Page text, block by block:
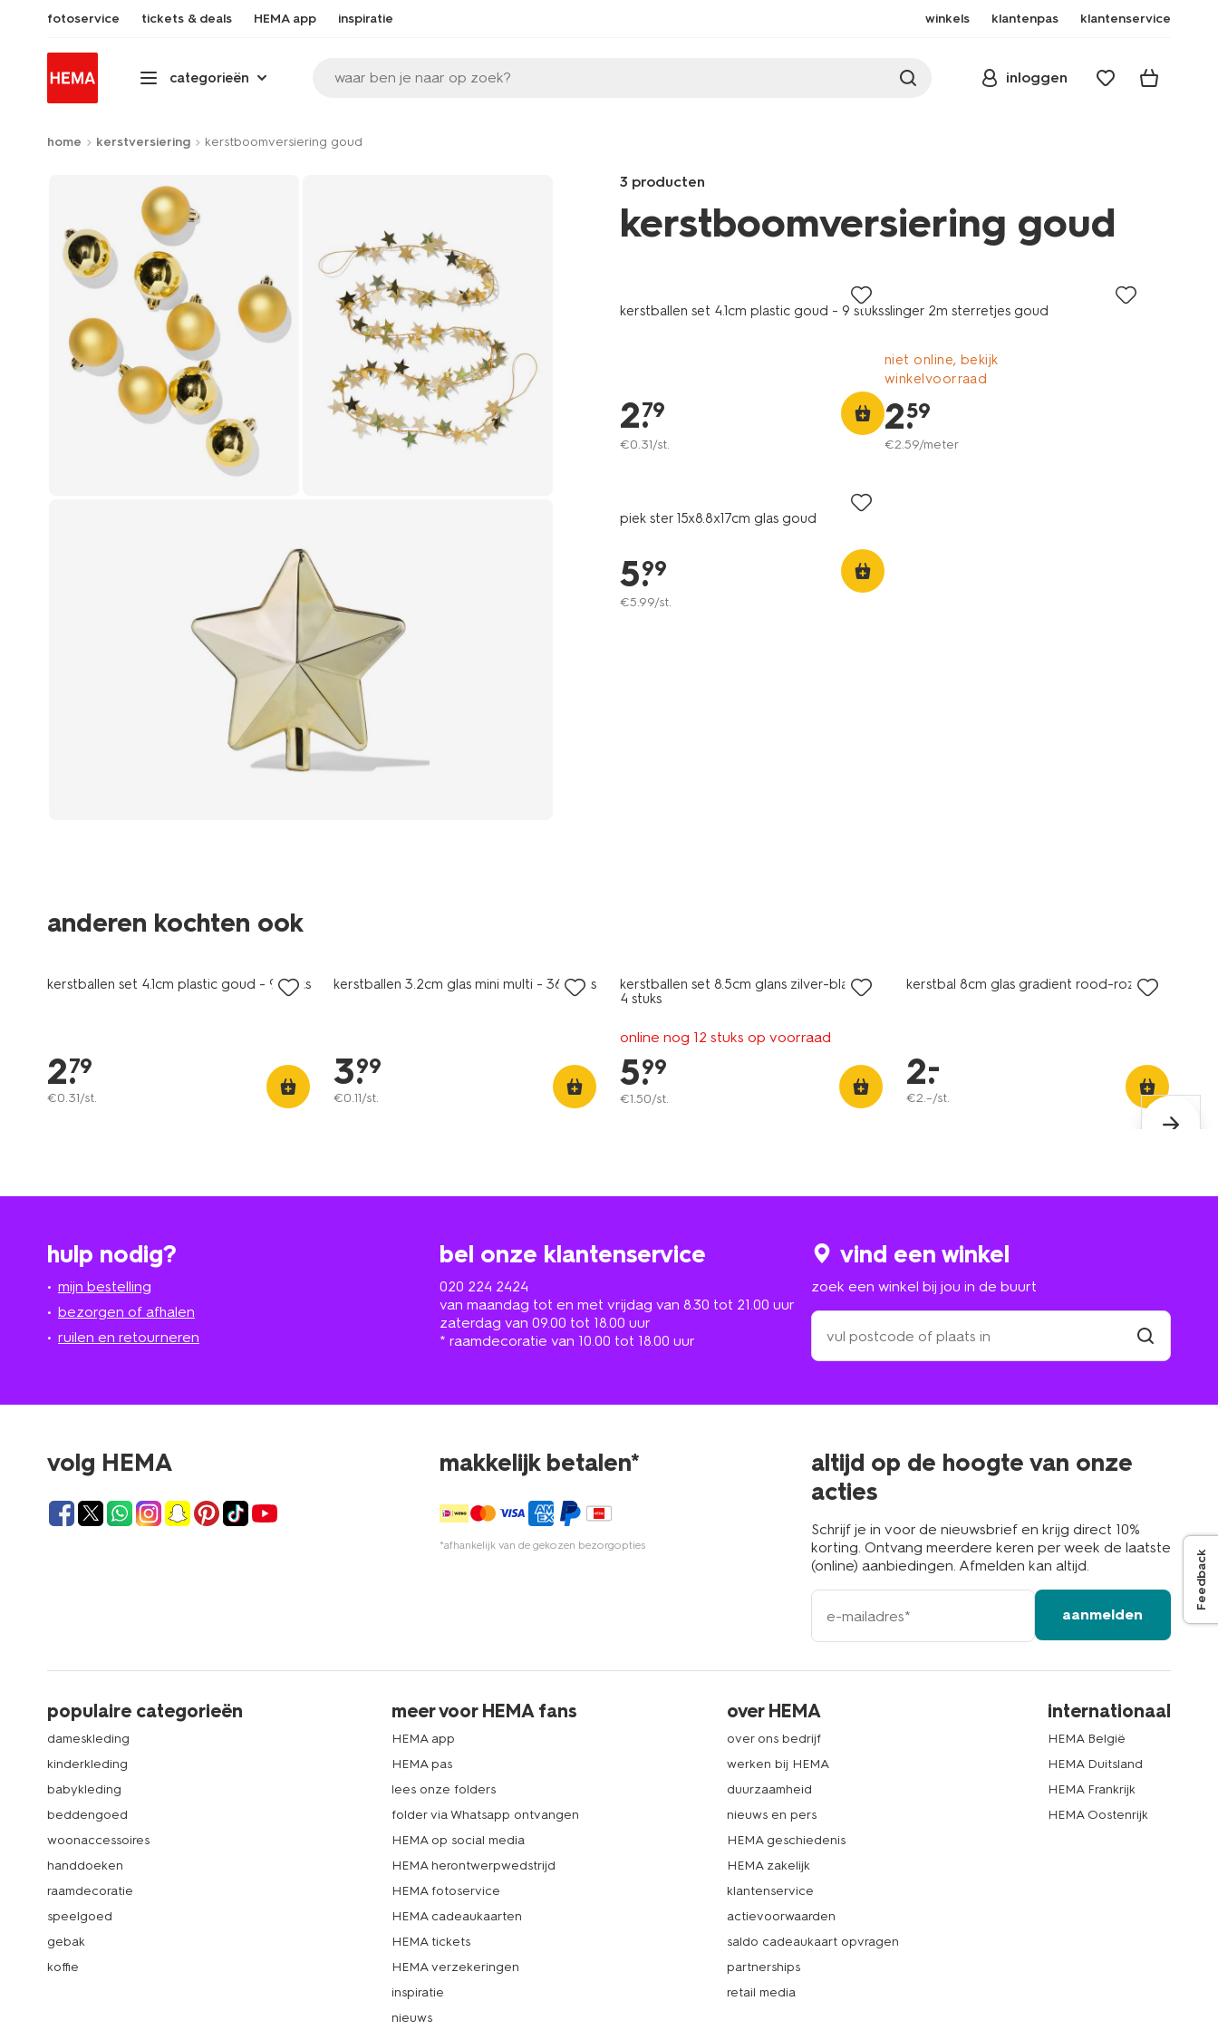
fotoservice tickets & deals HEMA app inspiratie winkels klantenpas klantenservice
categorieën waar ben je naar op zoek? inloggen
home kerstversiering kerstboomversiering goud
Product-
set
image
3 producten
kerstboomversiering goud
15x8.8x17cm-
kerstballen set 4.1cm plastic goud - 9 stuks
2.
79
€0.31/st.
slinger 2m sterretjes goud
niet online, bekijk
winkelvoorraad
2.
59
€2.59/meter
piek ster 15x8.8x17cm glas goud
5.
99
€5.99/st.
anderen kochten ook
kerstballen set 4.1cm plastic goud - 9 stuks
2.
79
€0.31/st.
kerstballen 3.2cm glas mini multi - 36 stuks
3.
99
€0.11/st.
kerstballen set 8.5cm glans zilver-blauw -
4 stuks
online nog 12 stuks op voorraad
5.
99
€1.50/st.
kerstbal 8cm glas gradient rood-roze
2.
–
€2.–/st.
hulp nodig?
mijn bestelling
bezorgen of afhalen
ruilen en retourneren
bel onze klantenservice
020 224 2424
van maandag tot en met vrijdag van 8.30 tot 21.00 uur
zaterdag van 09.00 tot 18.00 uur
* raamdecoratie van 10.00 tot 18.00 uur
vind een winkel
zoek een winkel bij jou in de buurt
zoek
een
winkel
in
volg HEMA makkelijk betalen*
*afhankelijk van de gekozen bezorgopties
altijd op de hoogte van onze
acties
Schrijf je in voor de nieuwsbrief en krijg direct 10%
korting. Ontvang meerdere keren per week de laatste
(online) aanbiedingen. Afmelden kan altijd.
e-
mailadres
aanmelden
populaire categorieën
dameskleding
kinderkleding
babykleding
beddengoed
woonaccessoires
handdoeken
raamdecoratie
speelgoed
gebak
koffie
meer voor HEMA fans
HEMA app
HEMA pas
lees onze folders
folder via Whatsapp ontvangen
HEMA op social media
HEMA herontwerpwedstrijd
HEMA fotoservice
HEMA cadeaukaarten
HEMA tickets
HEMA verzekeringen
inspiratie
nieuws
over HEMA
over ons bedrijf
werken bij HEMA
duurzaamheid
nieuws en pers
HEMA geschiedenis
HEMA zakelijk
klantenservice
actievoorwaarden
saldo cadeaukaart opvragen
partnerships
retail media
internationaal
HEMA België
HEMA Duitsland
HEMA Frankrijk
HEMA Oostenrijk
Feedback